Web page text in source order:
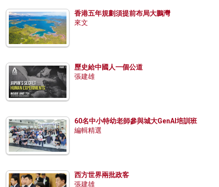
香港五年規劃須提前布局大鵬灣
來文
歷史給中國人一個公道
張建雄
60名中小特幼老師參與城大GenAI培訓班
編輯精選
西方世界兩批政客
張建雄